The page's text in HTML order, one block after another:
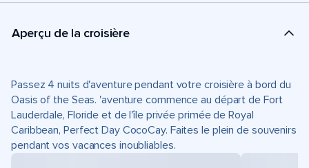
Aperçu de la croisière
Passez 4 nuits d'aventure pendant votre croisière à bord du
Oasis of the Seas. 'aventure commence au départ de Fort
Lauderdale, Floride et de l'île privée primée de Royal
Caribbean, Perfect Day CocoCay. Faites le plein de souvenirs
pendant vos vacances inoubliables.